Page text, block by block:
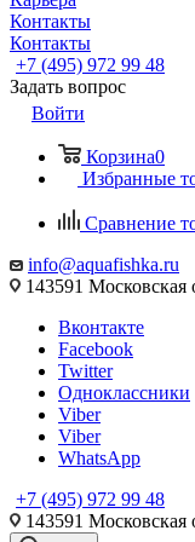
Контакты
Контакты
+7 (495) 972 99 48
Задать вопрос
Войти
Корзина0
Избранные
Сравнение
info@aquafishka.ru
143591 Московская
Вконтакте
Facebook
Twitter
Одноклассники
Viber
Viber
WhatsApp
+7 (495) 972 99 48
143591 Московская